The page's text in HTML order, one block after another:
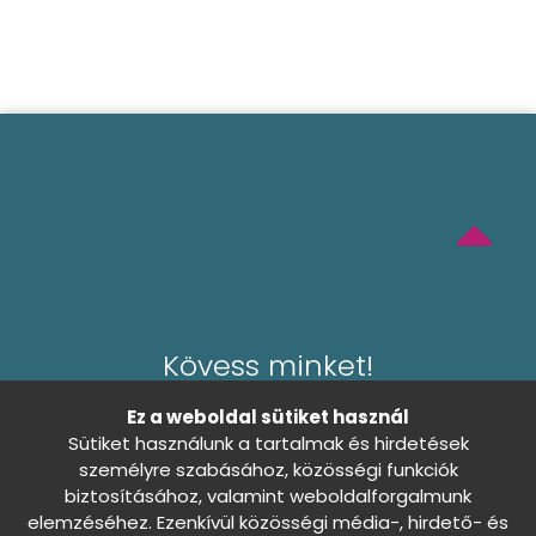
Mancsápolás
Speciális etetés, adagolás
Törlőkendők
Itatószökőkút
Kövess minket!
Általános Szerződési Feltételek
Ez a weboldal sütiket használ
Sütiket használunk a tartalmak és hirdetések
személyre szabásához, közösségi funkciók
biztosításához, valamint weboldalforgalmunk
elemzéséhez. Ezenkívül közösségi média-, hirdető- és